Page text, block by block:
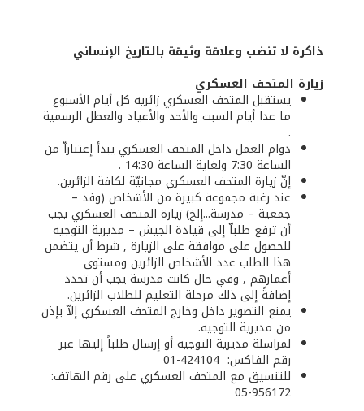
ذاكرة لا تنضب وعلاقة وثيقة بالتاريخ الإنساني
زيارة المتحف العسكري
يستقبل المتحف العسكري زائريه كل أيام الأسبوع
ما عدا أيام السبت والأحد والأعياد والعطل الرسمية
.
دوام العمل داخل المتحف العسكري يبدأ إعتباراّ من
الساعة 7:30 ولغاية الساعة 14:30 .
إنّ زيارة المتحف العسكري مجانيّة لكافة الزائرين.
عند رغبة مجموعة كبيرة من الأشخاص (وفد –
جمعية – مدرسة...إلخ) زيارة المتحف العسكري يجب
أن ترفع طلباّ إلى قيادة الجيش – مديرية التوجيه
للحصول على موافقة على الزيارة , شرط أن يتضمن
هذا الطلب عدد الأشخاص الزائرين ومستوى
أعمارهم , وفي حال كانت مدرسة يجب أن تحدد
إضافةً إلى ذلك مرحلة التعليم للطلاب الزائرين.
يمنع التصوير داخل وخارج المتحف العسكري إلاّ بإذن
من مديرية التوجيه.
لمراسلة مديرية التوجيه أو إرسال طلباً إليها عبر
رقم الفاكس: 424104-01
للتنسيق مع المتحف العسكري على رقم الهاتف:
956172-05